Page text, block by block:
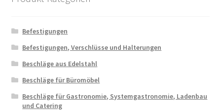
Befestigungen
Befestigungen, Verschlüsse und Halterungen
Beschläge aus Edelstahl
Beschläge für Büromöbel
Beschläge für Gastronomie, Systemgastronomie, Ladenbau
und Catering